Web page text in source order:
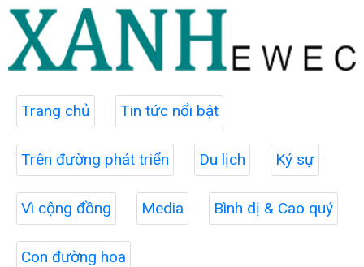
Trang chủ Tin tức nổi bật
Trên đường phát triển Du lịch Ký sự
Vì cộng đồng Media Bình dị & Cao quý
Con đường hoa